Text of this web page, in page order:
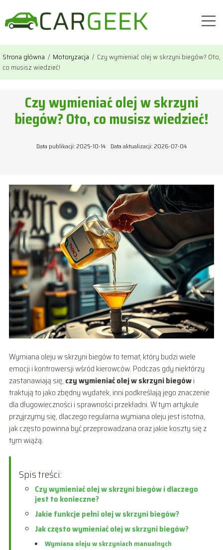
Strona główna / Motoryzacja / Czy wymieniać olej w skrzyni biegów? Oto,
co musisz wiedzieć!
Czy wymieniać olej w skrzyni
biegów? Oto, co musisz wiedzieć!
Data publikacji: 2025-10-14 Data aktualizacji: 2026-07-04
Wymiana oleju w skrzyni biegów to temat, który budzi wiele
emocji i kontrowersji wśród kierowców. Podczas gdy niektórzy
zastanawiają się, czy wymieniać olej w skrzyni biegówi
traktują to jako zbędny wydatek, inni podkreślają jego znaczenie
dla długowieczności i sprawności przekładni. W tym artykule
przyjrzymy się, dlaczego regularna wymiana oleju jest istotna,
jak często powinna być przeprowadzana oraz jakie koszty się z
tym wiążą.
Spis treści:
Czy wymieniać olej w skrzyni biegów i dlaczego
jest to konieczne?
Jakie funkcje pełni olej w skrzyni biegów?
Jak często wymieniać olej w skrzyni biegów?
Wymiana oleju w skrzyniach manualnych